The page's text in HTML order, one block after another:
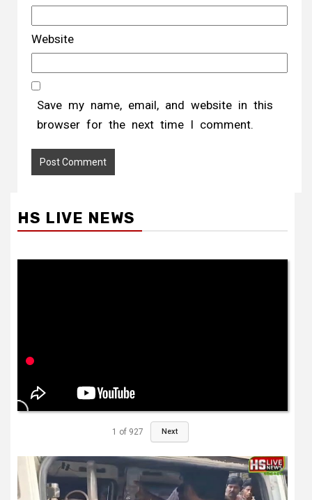
Website
Save my name, email, and website in this
browser for the next time I comment.
HS LIVE NEWS
1 of 927 Next